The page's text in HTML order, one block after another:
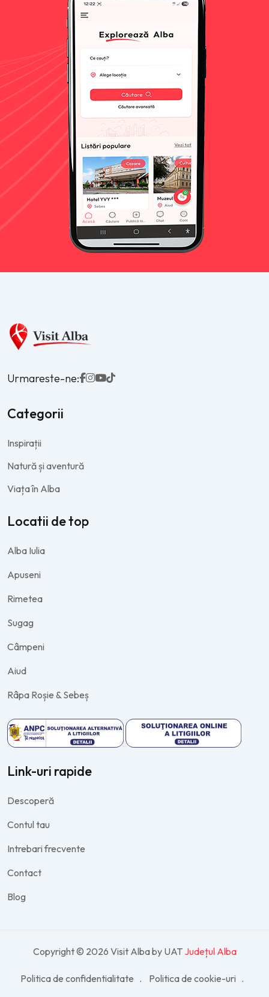
Urmareste-ne:
Categorii
Inspirații
Natură și aventură
Viața în Alba
Locatii de top
Alba Iulia
Apuseni
Rimetea
Sugag
Câmpeni
Aiud
Râpa Roșie & Sebeș
Link-uri rapide
Descoperă
Contul tau
Intrebari frecvente
Contact
Blog
Copyright © 2026 Visit Alba by UAT Județul Alba
Politica de confidentialitate
Politica de cookie-uri